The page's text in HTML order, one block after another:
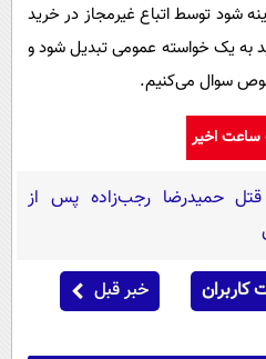
شود توسط اتباع غیرمجاز در خرید
به یک خواسته عمومی تبدیل شود و
سوال می‌کنیم.
ساعت اخیر
حمیدرضا رجب‌زاده پس از
کاربران خبر قبل